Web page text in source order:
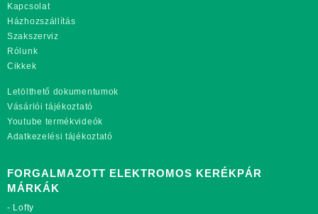
Kapcsolat
Házhozszállítás
Szakszerviz
Rólunk
Cikkek
Letölthető dokumentumok
Vásárlói tájékoztató
Youtube termékvideók
Adatkezelési tájékoztató
FORGALMAZOTT ELEKTROMOS KERÉKPÁR
MÁRKÁK
- Lofty